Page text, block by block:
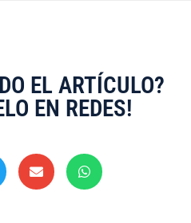
EL ARTÍCULO?
EN REDES!